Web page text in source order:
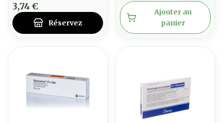
3,74 €
Réservez
Ajouter au
panier